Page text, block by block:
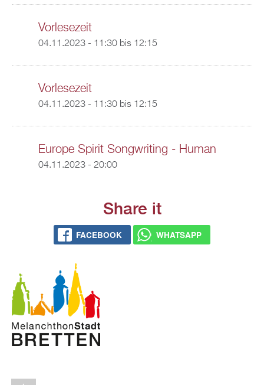
Vorlesezeit
04.11.2023 - 11:30bis 12:15
Vorlesezeit
04.11.2023 - 11:30bis 12:15
Europe Spirit Songwriting - Human
04.11.2023 - 20:00
Share it
FACEBOOK WHATSAPP